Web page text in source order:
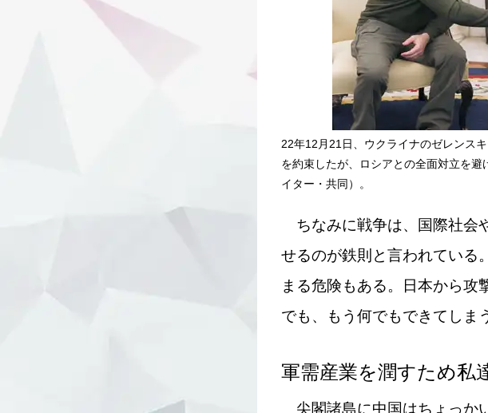
22年12月21日、ウクライナのゼレンス
を約束したが、ロシアとの全面対立を
イター・共同）。
ちなみに戦争は、国際社会
せるのが鉄則と言われている
まる危険もある。日本から攻
でも、もう何でもできてしま
軍需産業を潤すため私
尖閣諸島に中国はちょっか